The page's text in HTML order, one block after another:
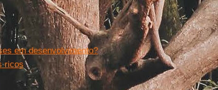
em desenvolvimento?
ricos